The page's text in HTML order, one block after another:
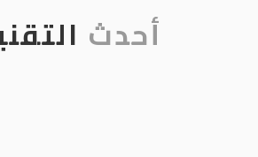
أحدث